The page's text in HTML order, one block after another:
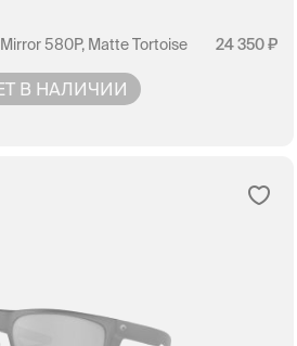
580P, Matte Tortoise
24 350
В НАЛИЧИИ